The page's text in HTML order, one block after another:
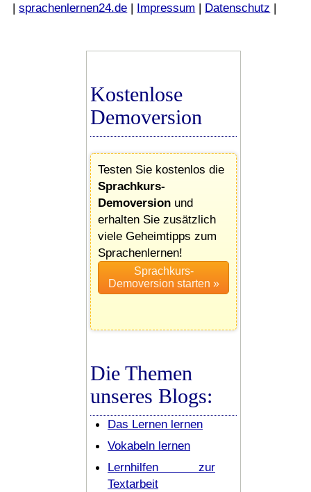
|sprachenlernen24.de | Impressum | Datenschutz |
Kostenlose
Demoversion
Testen Sie kostenlos die
Sprachkurs-
Demoversion und
erhalten Sie zusätzlich
viele Geheimtipps zum
Sprachenlernen!
Die Themen
unseres Blogs:
Das Lernen lernen
Vokabeln lernen
Lernhilfen zur
Textarbeit